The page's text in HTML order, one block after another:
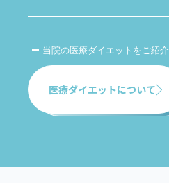
当院の医療ダイエットをご紹介
医療ダイエットについて